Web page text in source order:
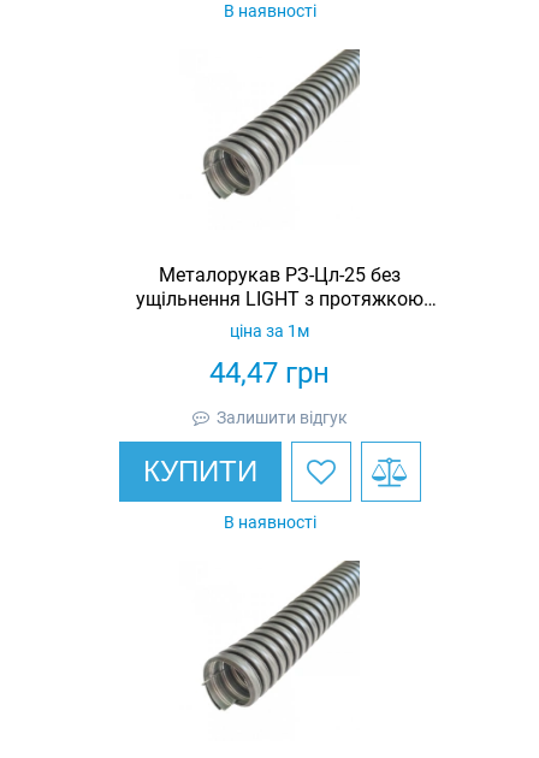
В наявності
Металорукав РЗ-Цл-25 без
ущільнення LIGHT з протяжкою
(бухта 25м)
44,47 грн
ціна за 1м
Залишити відгук
КУПИТИ
В наявності